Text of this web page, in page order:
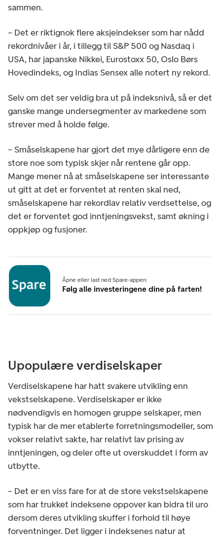
sammen.
– Det er riktignok flere aksjeindekser som har nådd
rekordnivåer i år, i tillegg til S&P 500 og Nasdaq i
USA, har japanske Nikkei, Eurostoxx 50, Oslo Børs
Hovedindeks, og Indias Sensex alle notert ny rekord.
Selv om det ser veldig bra ut på indeksnivå, så er det
ganske mange undersegmenter av markedene som
strever med å holde følge.
– Småselskapene har gjort det mye dårligere enn de
store noe som typisk skjer når rentene går opp.
Mange mener nå at småselskapene ser interessante
ut gitt at det er forventet at renten skal ned,
småselskapene har rekordlav relativ verdsettelse, og
det er forventet god inntjeningsvekst, samt økning i
oppkjøp og fusjoner.
Åpne eller last ned Spare-appen:
Følg alle investeringene dine på farten!
Upopulære verdiselskaper
Verdiselskapene har hatt svakere utvikling enn
vekstselskapene. Verdiselskaper er ikke
nødvendigvis en homogen gruppe selskaper, men
typisk har de mer etablerte forretningsmodeller, som
vokser relativt sakte, har relativt lav prising av
inntjeningen, og deler ofte ut overskuddet i form av
utbytte.
– Det er en viss fare for at de store vekstselskapene
som har trukket indeksene oppover kan bidra til uro
dersom deres utvikling skuffer i forhold til høye
forventninger. Det ligger i indeksenes natur at